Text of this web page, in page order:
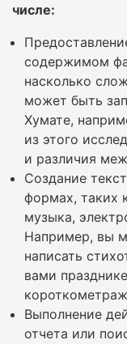
числе:
содержимом
насколько
может быть
Хумате,
из этого
и различия
Создание
формах, таких
музыка,
Например, вы
написать
вами
Выполнение
отчета или